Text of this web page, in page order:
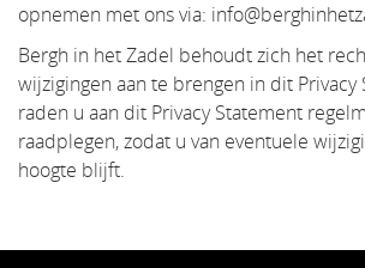
opnemen met ons via:
Bergh in het Zadel behoudt zich het
wijzigingen aan te brengen in dit Privacy
raden u aan dit Privacy Statement
raadplegen, zodat u van eventuele
hoogte blijft.